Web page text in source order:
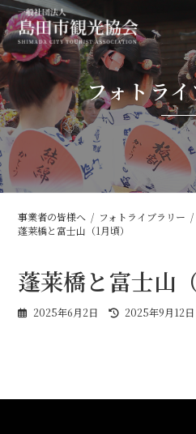
コ
ン
テ
ン
ツ
へ
ス
キ
ッ
プ
ナ
ビ
ゲ
ー
シ
ョ
ン
に
移
動
フォトラ
事業者の皆様へ フォトライブラリー
蓬莱橋と富士山（1月頃）
蓬莱橋と富士山（
2025年6月2日
最
:
2025年9月12日